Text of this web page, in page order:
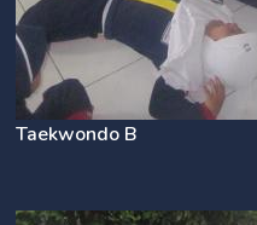
Taekwondo B